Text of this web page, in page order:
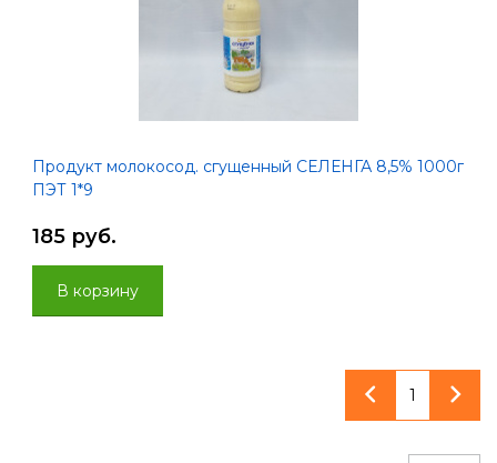
Продукт молокосод. сгущенный СЕЛЕНГА 8,5% 1000г
ПЭТ 1*9
185 руб.
В корзину
1